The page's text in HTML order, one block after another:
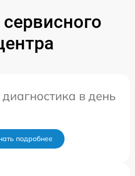
в день
подробнее